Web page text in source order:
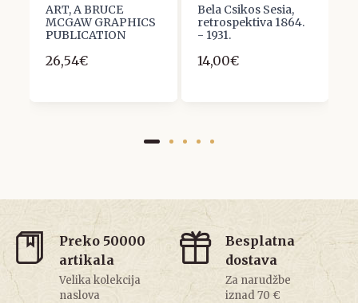
ART, A BRUCE
MCGAW GRAPHICS
PUBLICATION
26,54€
Bela Csikos Sesia,
retrospektiva 1864.
- 1931.
14,00€
Preko 50000
artikala
Velika kolekcija
naslova
Besplatna
dostava
Za narudžbe
iznad 70 €